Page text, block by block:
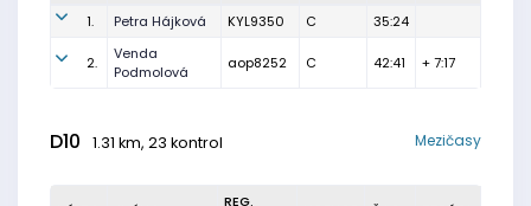
1. Petra Hájková KYL9350 C 35:24
2.
Venda
Podmolová
aop8252 C 42:41 + 7:17
D10 1.31 km, 23 kontrol Mezičasy
REG.